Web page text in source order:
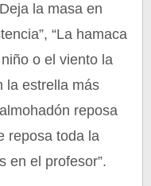
la masa en
“La hamaca
o el viento la
la estrella más
reposa
reposa toda la
en el profesor”.